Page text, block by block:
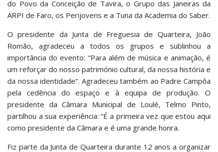
do Povo da Conceição de Tavira, o Grupo das Janeiras da
ARPI de Faro, os Perijovens e a Tuna da Academia do Saber.
O presidente da Junta de Freguesia de Quarteira, João
Romão, agradeceu a todos os grupos e sublinhou a
importância do evento: “Para além de música e animação, é
um reforçar do nosso património cultural, da nossa história e
da nossa identidade”. Agradeceu também ao Padre Campôa
pela cedência do espaço e à equipa de produção. O
presidente da Câmara Municipal de Loulé, Telmo Pinto,
partilhou a sua experiência: “É a primeira vez que estou aqui
como presidente da Câmara e é uma grande honra.
Fiz parte da Junta de Quarteira durante 12 anos a organizar